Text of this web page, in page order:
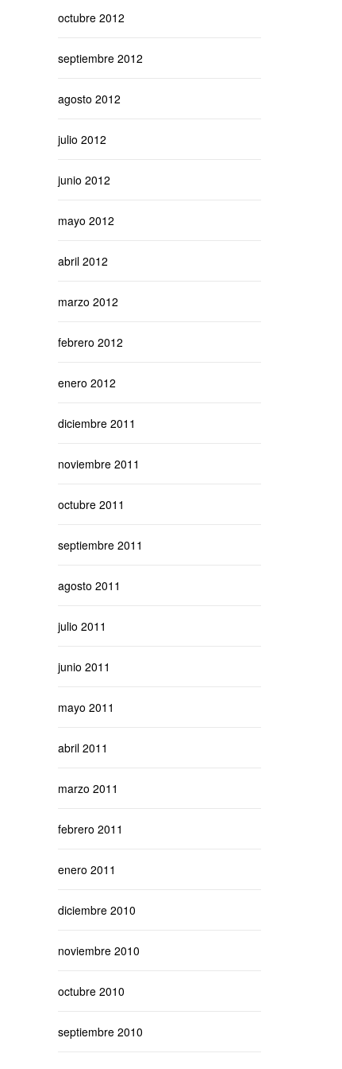
octubre 2012
septiembre 2012
agosto 2012
julio 2012
junio 2012
mayo 2012
abril 2012
marzo 2012
febrero 2012
enero 2012
diciembre 2011
noviembre 2011
octubre 2011
septiembre 2011
agosto 2011
julio 2011
junio 2011
mayo 2011
abril 2011
marzo 2011
febrero 2011
enero 2011
diciembre 2010
noviembre 2010
octubre 2010
septiembre 2010